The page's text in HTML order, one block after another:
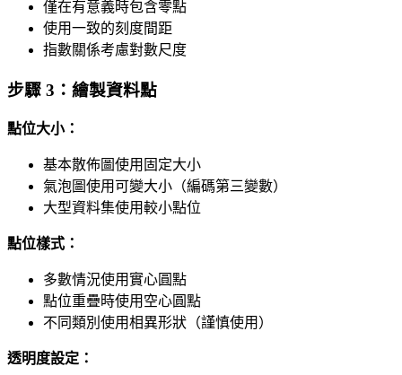
僅在有意義時包含零點
使用一致的刻度間距
指數關係考慮對數尺度
步驟 3：繪製資料點
點位大小：
基本散佈圖使用固定大小
氣泡圖使用可變大小（編碼第三變數）
大型資料集使用較小點位
點位樣式：
多數情況使用實心圓點
點位重疊時使用空心圓點
不同類別使用相異形狀（謹慎使用）
透明度設定：